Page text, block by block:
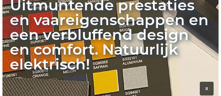
Uitmuntende prestaties
en vaareigenschappen en
een verbluffend design
en comfort. Natuurlijk
elektrisch!